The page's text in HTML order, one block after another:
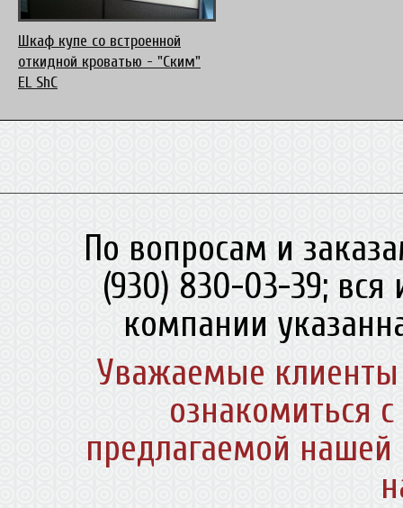
Шкаф купе со встроенной
откидной кроватью - "Ским"
EL ShC
По вопросам и
(930) 830-03-39;
компании
Уважаемые
ознакомиться
предлагаемой